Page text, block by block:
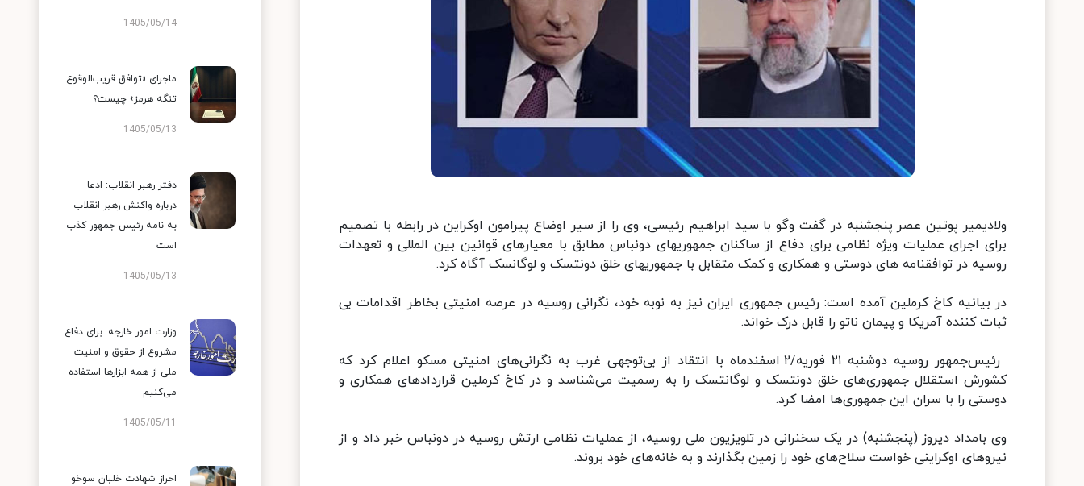
ولادیمیر پوتین عصر پنجشنبه در گفت وگو با سید ابراهیم رئیسی، وی را از سیر اوضاع پیرامون اوکراین در رابطه با تصمیم
برای اجرای عملیات ویژه نظامی برای دفاع از ساکنان جمهوریهای دونباس مطابق با معیارهای قوانین بین المللی و تعهدات
روسیه در توافقنامه های دوستی و همکاری و کمک متقابل با جمهوریهای خلق دونتسک و لوگانسک آگاه کرد.
در بیانیه کاخ کرملین آمده است: رئیس جمهوری ایران نیز به نوبه خود، نگرانی روسیه در عرصه امنیتی بخاطر اقدامات بی
ثبات کننده آمریکا و پیمان ناتو را قابل درک خواند.
رئیس‌جمهور روسیه دوشنبه ۲۱ فوریه/۲ اسفندماه با انتقاد از بی‌توجهی غرب به نگرانی‌های امنیتی مسکو اعلام کرد که
کشورش استقلال جمهوری‌های خلق دونتسک و لوگانتسک را به رسمیت می‌شناسد و در کاخ کرملین قراردادهای همکاری و
دوستی را با سران این جمهوری‌ها امضا کرد.
وی بامداد دیروز (پنجشنبه) در یک سخنرانی در تلویزیون ملی روسیه، از عملیات نظامی ارتش روسیه در دونباس خبر داد و از
نیروهای اوکراینی خواست سلاح‌های خود را زمین بگذارند و به خانه‌های خود بروند.
1405/05/14
ماجرای «توافق قریب‌الوقوع
تنگه هرمز» چیست؟
1405/05/13
دفتر رهبر انقلاب: ادعا
درباره واکنش رهبر انقلاب
به نامه رئیس جمهور کذب
است
1405/05/13
وزارت امور خارجه: برای دفاع
مشروع از حقوق و امنیت
ملی از همه ابزارها استفاده
می‌کنیم
1405/05/11
احراز شهادت خلبان سوخو